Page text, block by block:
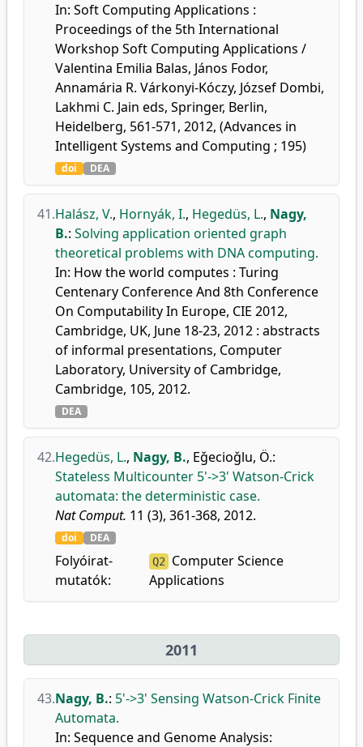
In: Soft Computing Applications :
Proceedings of the 5th International
Workshop Soft Computing Applications /
Valentina Emilia Balas, János Fodor,
Annamária R. Várkonyi-Kóczy, József Dombi,
Lakhmi C. Jain eds, Springer, Berlin,
Heidelberg, 561-571, 2012, (Advances in
Intelligent Systems and Computing ; 195)
doi DEA
41.Halász, V., Hornyák, I., Hegedüs, L., Nagy,
B.: Solving application oriented graph
theoretical problems with DNA computing.
In: How the world computes : Turing
Centenary Conference And 8th Conference
On Computability In Europe, CIE 2012,
Cambridge, UK, June 18-23, 2012 : abstracts
of informal presentations, Computer
Laboratory, University of Cambridge,
Cambridge, 105, 2012.
DEA
42.Hegedüs, L., Nagy, B., Eǧecioǧlu, Ö.:
Stateless Multicounter 5'->3' Watson-Crick
automata: the deterministic case.
Nat Comput. 11 (3), 361-368, 2012.
doi DEA
Folyóirat-
mutatók:
Q2
Computer Science
Applications
2011
43.Nagy, B.: 5'->3' Sensing Watson-Crick Finite
Automata.
In: Sequence and Genome Analysis: